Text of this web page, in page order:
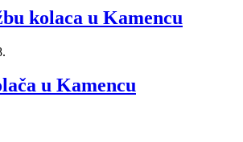
kolaca u Kamencu
u Kamencu